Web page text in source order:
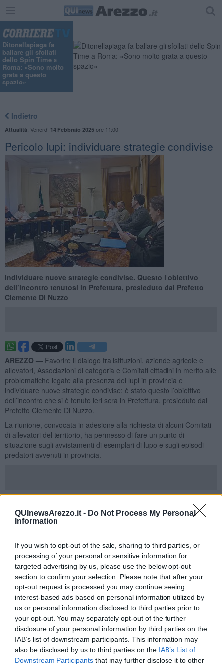
QUInewsArezzo.it - Do Not Process My Personal
Information
If you wish to opt-out of the sale, sharing to third parties, or
processing of your personal or sensitive information for
targeted advertising by us, please use the below opt-out
section to confirm your selection. Please note that after your
opt-out request is processed you may continue seeing
interest-based ads based on personal information utilized by
us or personal information disclosed to third parties prior to
your opt-out. You may separately opt-out of the further
disclosure of your personal information by third parties on the
IAB’s list of downstream participants. This information may
also be disclosed by us to third parties on the IAB’s List of
Downstream Participants that may further disclose it to other
Ditonellapiaga fa
ballare gli sfollati
dello Spin Time a
Roma: «Sono molto
grata a questo
spazio»
Indietro
Attualità Venerdì 14 Febbraio 2025ore 11:00
Pericolo lupi: individuare strategie condivise
Individuare nuove strategie condivise. Questo l’obiettivo
dell’incontro tenutosi in Prefettura, presieduto dal Prefetto
Clemente Di Nuzzo
AREZZO — Favorire il dialogo tra istituzioni, aziende agricole e
allevatori, Associazioni di categoria e Comitati cittadini in merito alle
problematiche legate alla presenza dei lupi in provincia e
individuare nuove strategie condivise: è stato questo l’obiettivo
dell’incontro che si è tenuto ieri sera in Prefettura, presieduto dal
Prefetto Clemente Di Nuzzo.
La riunione, convocata in adesione alla richiesta di alcuni Comitati
di allevatori del territorio, ha permesso di fare un punto di
situazione sugli avvistamenti di esemplari di lupo e sugli episodi
predatori avvenuti in provincia.
segnalazioni raccolte, i referenti della Regione Toscana hanno
stimato la presenza di un sensibile numero di branchi di lupi,
Sono state, poi, illustrate nel dettaglio le diverse attività messe in
campo dalla cosiddetta Task force lupo della Regione Toscana che,
oltre a monitorare gli avvistamenti degli esemplari, fornisce
informazioni agli allevatori sulle possibili azioni per prevenire gli
attacchi dei lupi alle greggi, come recinzioni elettrificate e l’uso di
cani da guardiania, sulla possibilità di richiedere gratuitamente lo
smaltimento di eventuali carcasse in caso di attacco predatorio e, in
generale, sugli indennizzi disponibili.
Il servizio veterinario dell’Azienda USL Toscana Sud Est, invece, ha
sottolineato come in provincia di Arezzo il maggior numero di
denunce di aggressioni provenga dalla Valle dell’Ascione e dal
Valdarno, evidenziando, tuttavia, come esista anche un fenomeno